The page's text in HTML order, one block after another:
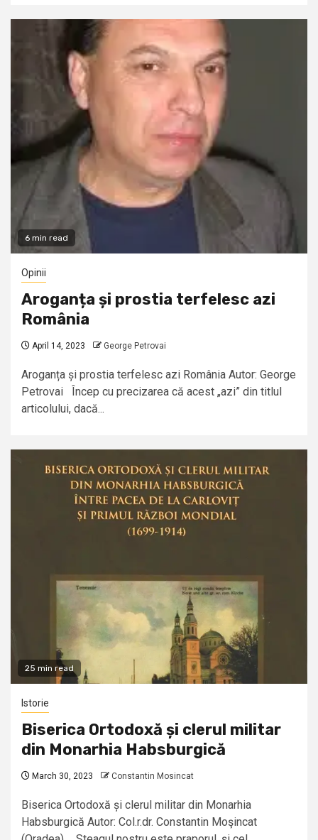
6 min read
Opinii
Aroganța și prostia terfelesc azi
România
April 14, 2023 George Petrovai
Aroganța și prostia terfelesc azi România Autor: George
Petrovai Încep cu precizarea că acest „azi” din titlul
articolului, dacă...
25 min read
Istorie
Biserica Ortodoxă și clerul militar
din Monarhia Habsburgică
March 30, 2023 Constantin Mosincat
Biserica Ortodoxă și clerul militar din Monarhia
Habsburgică Autor: Col.r.dr. Constantin Moşincat